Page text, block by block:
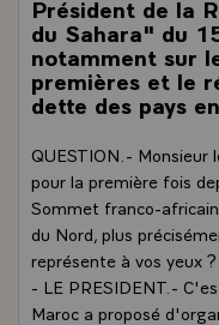
Président de la
du Sahara" du
notamment sur
premières et le
dette des pays
QUESTION.- Monsieur
pour la première fois
Sommet franco-
du Nord, plus
représente à vos yeux ?
- LE PRESIDENT.-
Maroc a proposé